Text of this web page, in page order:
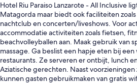
Hotel Riu Paraiso Lanzarote - All Inclusive
Matagorda maar biedt ook faciliteiten
nachtclub en concerten/liveshows. Voor
accommodatie activiteiten zoals fietsen,
beachvolleyballen aan. Maak gebruik van
massage. Ga beslist een hapje eten bij
restaurants. Ze serveren er ontbijt, lunch
Aziatische gerechten. Naast voorzieningen
kunnen gasten gebruikmaken van gratis